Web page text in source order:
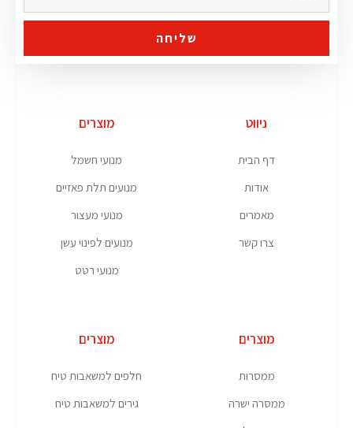
שליחה
ניווט
דף הבית
אודות
מאמרים
צרו קשר
מוצרים
מנועי חשמל
מנועים תלת פאזיים
מנועי מעצור
מנועים לפינוי עשן
מנועי רטט
מוצרים
ממסרות
ממסרה ישרה
מוצרים
חלפים למשאבות טיח
גירים למשאבות טיח